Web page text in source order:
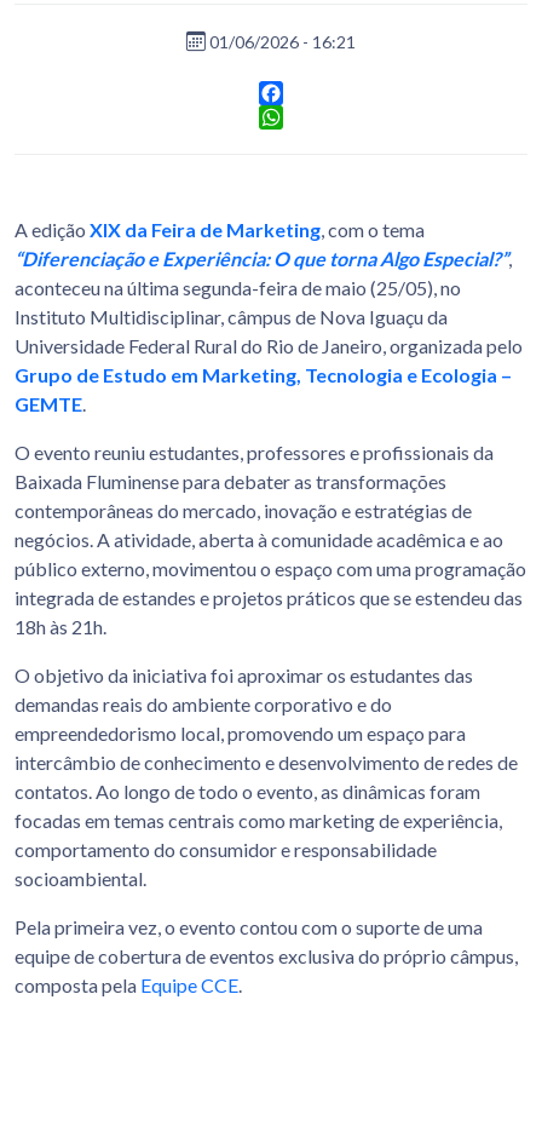
01/06/2026 - 16:21
Facebook
A edição XIX da Feira de Marketing , com o tema
“Diferenciação e Experiência: O que torna Algo Especial?”,
aconteceu na última segunda-feira de maio (25/05), no
Instituto Multidisciplinar, câmpus de Nova Iguaçu da
Universidade Federal Rural do Rio de Janeiro, organizada pelo
Grupo de Estudo em Marketing, Tecnologia e Ecologia –
GEMTE
O evento reuniu estudantes, professores e profissionais da
Baixada Fluminense para debater as transformações
contemporâneas do mercado, inovação e estratégias de
negócios. A atividade, aberta à comunidade acadêmica e ao
público externo, movimentou o espaço com uma programação
integrada de estandes e projetos práticos que se estendeu das
18h às 21h.
O objetivo da iniciativa foi aproximar os estudantes das
demandas reais do ambiente corporativo e do
empreendedorismo local, promovendo um espaço para
intercâmbio de conhecimento e desenvolvimento de redes de
contatos. Ao longo de todo o evento, as dinâmicas foram
focadas em temas centrais como marketing de experiência,
comportamento do consumidor e responsabilidade
socioambiental.
Pela primeira vez, o evento contou com o suporte de uma
equipe de cobertura de eventos exclusiva do próprio câmpus,
composta pela Equipe CCE